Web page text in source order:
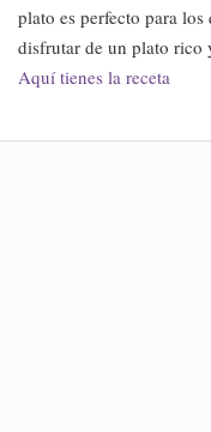
plato es perfecto para
disfrutar de un plato rico
Aquí tienes la receta